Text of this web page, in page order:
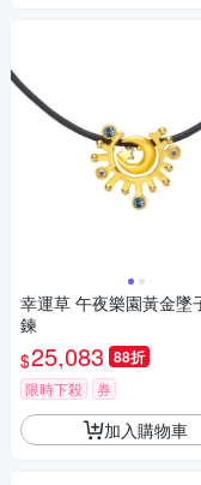
幸運草 午夜樂園黃金墜
鍊
$25,083 88折
限時下殺 券
加入購物車